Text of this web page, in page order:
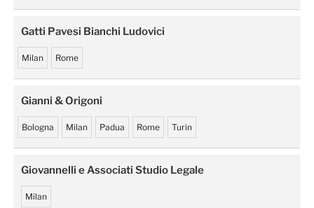
Gatti Pavesi Bianchi Ludovici
Milan Rome
Gianni & Origoni
Bologna Milan Padua Rome Turin
Giovannelli e Associati Studio Legale
Milan